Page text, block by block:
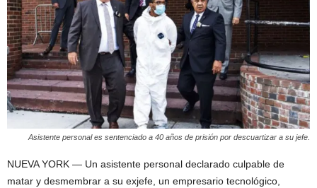
Asistente personal es sentenciado a 40 años de prisión por descuartizar a su jefe.
NUEVA YORK — Un asistente personal declarado culpable de
matar y desmembrar a su exjefe, un empresario tecnológico,